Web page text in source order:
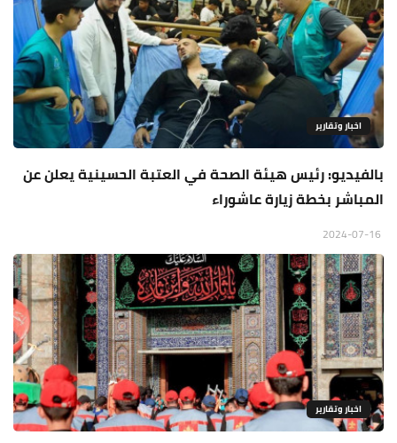
اخبار وتقارير
بالفيديو: رئيس هيئة الصحة في العتبة الحسينية يعلن عن
المباشر بخطة زيارة عاشوراء
اخبار وتقارير